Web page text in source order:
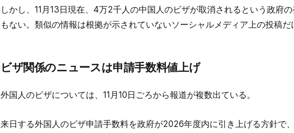
しかし、11月13日現在、4万2千人の中国人のビザが取消されるという政府
もない。類似の情報は根拠が示されていないソーシャルメディア上の投稿だ
ビザ関係のニュースは申請手数料値上げ
外国人のビザについては、11月10日ごろから報道が複数出ている。
来日する外国人のビザ申請手数料を政府が2026年度内に引き上げる方針で